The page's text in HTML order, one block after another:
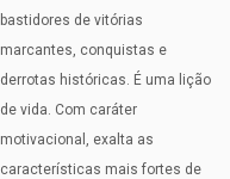
bastidores de vitórias
marcantes, conquistas e
derrotas históricas. É uma lição
de vida. Com caráter
motivacional, exalta as
características mais fortes de